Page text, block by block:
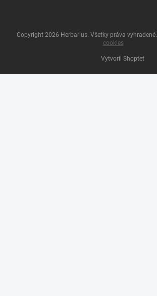
Vytvoril Shoptet
Copyright 2026 Herbarius. Všetky práva vyhradené.
cookies